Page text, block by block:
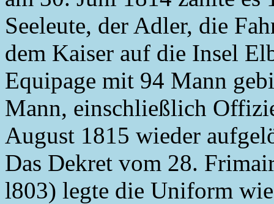
Seeleute, der Adler, die
dem Kaiser auf die Insel
Equipage mit 94 Mann
Mann, einschließlich
August 1815 wieder
Das Dekret vom 28.
l803) legte die Uniform